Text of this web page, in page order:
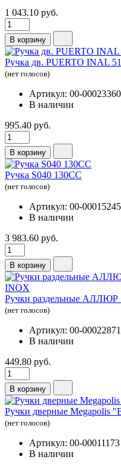
1 043.10 руб.
В корзину
Ручка дв. PUERTO INAL
(нет голосов)
Артикул: 00-00023360
В наличии
995.40 руб.
В корзину
Ручка S040 130СС
(нет голосов)
Артикул: 00-00015245
В наличии
3 983.60 руб.
В корзину
Ручки раздельные АЛЛЮР
(нет голосов)
Артикул: 00-00022871
В наличии
449.80 руб.
В корзину
Ручки дверные Megapolis
(нет голосов)
Артикул: 00-00011173
В наличии